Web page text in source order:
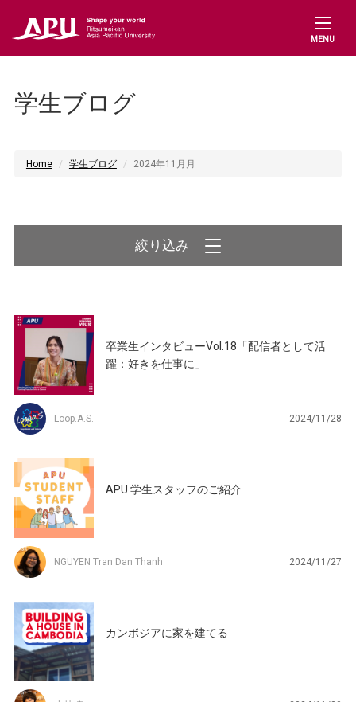
MENU
学生ブログ
Home 学生ブログ 2024年11月月
絞り込み
卒業生インタビューVol.18「配信者として活
躍：好きを仕事に」
Loop.A.S. 2024/11/28
APU 学生スタッフのご紹介
NGUYEN Tran Dan Thanh 2024/11/27
カンボジアに家を建てる